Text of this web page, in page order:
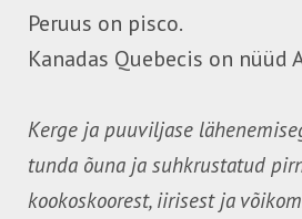
Peruus on pisco.
Kanadas Quebecis on nüüd
Kerge ja puuviljase
tunda õuna ja suhkrustatud
kookoskoorest, iirisest ja